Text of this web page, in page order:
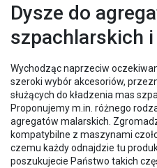
Dysze do
szpachlarskich
Wychodząc naprzeciw
szeroki wybór akcesoriów,
służących do kładzenia mas
Proponujemy m.in. różnego
agregatów malarskich.
kompatybilne z maszynami
czemu każdy odnajdzie tu
poszukujecie Państwo takich